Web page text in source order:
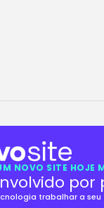
NOVO SITE HOJE
por
trabalhar a